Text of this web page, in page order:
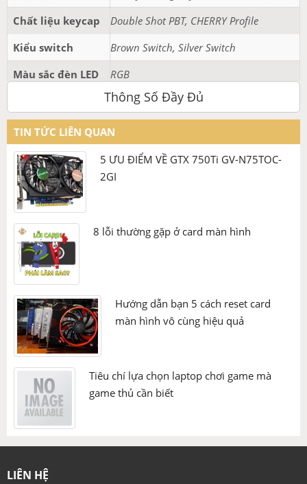
cùng lúc.
Machenike được trang bị pin lithium dung lượng
4000mAh, cung cấp thời lượng sử dụng lâu dài mà không
cần lo lắng về việc sạc pin thường xuyên. Đây là sản phẩm
lý tưởng cho những ai tìm kiếm sự linh hoạt, hiệu suất và
phong cách trong cùng một bàn phím cơ.
Chất liệu keycap
Double Shot PBT, CHERRY Profile
Kiểu switch
Brown Switch, Silver Switch
Màu sắc đèn LED
RGB
Đen, Trắng
Thông Số Đầy Đủ
TIN TỨC LIÊN QUAN
5 ƯU ĐIỂM VỀ GTX 750Ti GV-N75TOC-
2GI
8 lỗi thường gặp ở card màn hình
Hướng dẫn bạn 5 cách reset card
màn hình vô cùng hiệu quả
Tiêu chí lựa chọn laptop chơi game mà
game thủ cần biết
LIÊN HỆ